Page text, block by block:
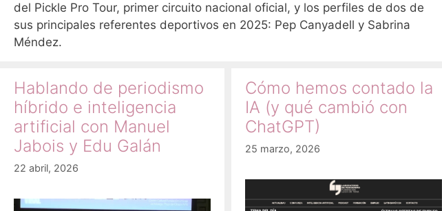
del Pickle Pro Tour, primer circuito nacional oficial, y los perfiles de dos de
sus principales referentes deportivos en 2025: Pep Canyadell y Sabrina
Méndez.
Hablando de periodismo
híbrido e inteligencia
artificial con Manuel
Jabois y Edu Galán
22 abril, 2026
Cómo hemos contado la
IA (y qué cambió con
ChatGPT)
25 marzo, 2026